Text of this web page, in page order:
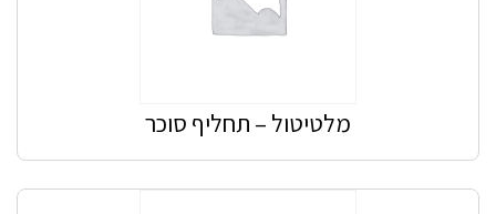
מלטיטול – תחליף סוכר